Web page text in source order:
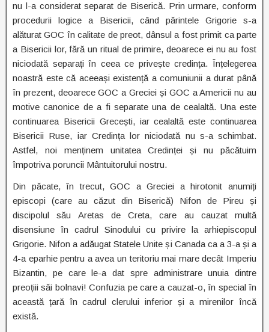
nu l-a considerat separat de Biserică. Prin urmare, conform
procedurii logice a Bisericii, când părintele Grigorie s-a
alăturat GOC în calitate de preot, dânsul a fost primit ca parte
a Bisericii lor, fără un ritual de primire, deoarece ei nu au fost
niciodată separați în ceea ce privește credința. Înțelegerea
noastră este că aceeași existență a comuniunii a durat până
în prezent, deoarece GOC a Greciei și GOC a Americii nu au
motive canonice de a fi separate una de cealaltă. Una este
continuarea Bisericii Grecești, iar cealaltă este continuarea
Bisericii Ruse, iar Credința lor niciodată nu s-a schimbat.
Astfel, noi menținem unitatea Credinței și nu păcătuim
împotriva poruncii Mântuitorului nostru.
Din păcate, în trecut, GOC a Greciei a hirotonit anumiți
episcopi (care au căzut din Biserică) Nifon de Pireu și
discipolul său Aretas de Creta, care au cauzat multă
disensiune în cadrul Sinodului cu privire la arhiepiscopul
Grigorie. Nifon a adăugat Statele Unite și Canada ca a 3-a și a
4-a eparhie pentru a avea un teritoriu mai mare decât Imperiu
Bizantin, pe care le-a dat spre administrare unuia dintre
preoțiii săi bolnavi! Confuzia pe care a cauzat-o, în special în
această țară în cadrul clerului inferior și a mirenilor încă
există.